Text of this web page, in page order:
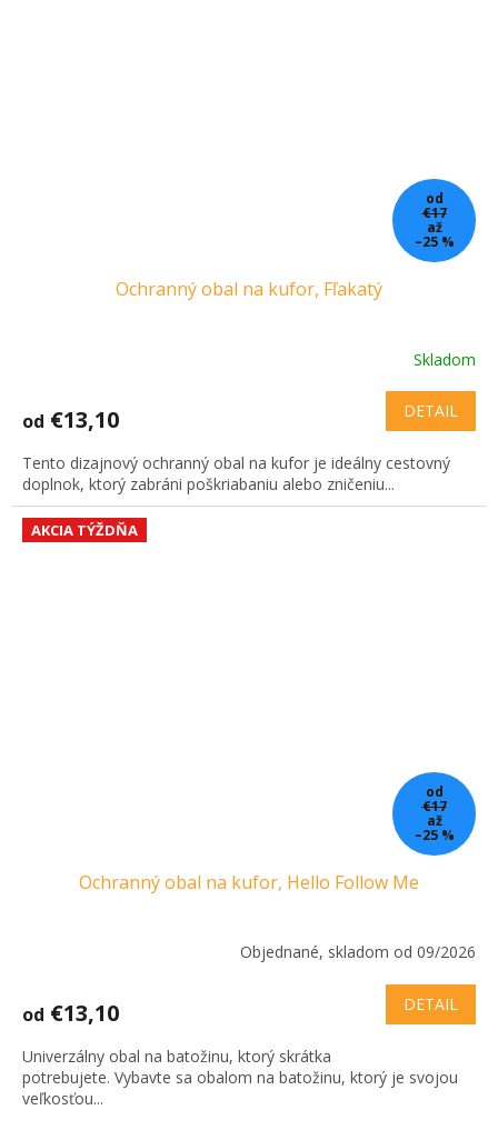
od
€17
až
–25 %
Ochranný obal na kufor, Fľakatý
je
z
5
hviezdičiek.
Skladom
od €13,10 DETAIL
Tento dizajnový ochranný obal na kufor je ideálny cestovný
doplnok, ktorý zabráni poškriabaniu alebo zničeniu...
AKCIA TÝŽDŇA
od
€17
až
–25 %
Ochranný obal na kufor, Hello Follow Me
Objednané, skladom od 09/2026
od €13,10 DETAIL
Univerzálny obal na batožinu, ktorý skrátka
potrebujete. Vybavte sa obalom na batožinu, ktorý je svojou
veľkosťou...